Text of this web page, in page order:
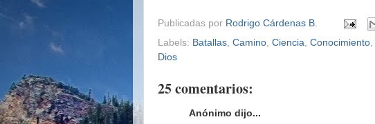
Publicadas por Rodrigo Cárdenas B.
Labels: Batallas Camino Ciencia Conocimiento
Dios
25 comentarios:
Anónimo dijo...